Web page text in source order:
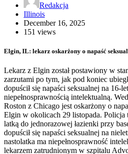
Redakcja
Illinois
December 16, 2025
151 views
Elgin, IL: lekarz oskarżony o napaść
Lekarz z Elgin został postawiony w
zarzutami po tym, jak pod koniec
dopuścił się napaści seksualnej na 16-
niepełnosprawnością intelektualną.
Roston z Chicago jest oskarżony o
Elgin w okolicach 29 listopada. Policja
latką do jednorazowej łazienki przy
dopuścił się napaści seksualnej na
nastolatka ma niepełnosprawność
lekarzem zatrudnionym w szpitalu